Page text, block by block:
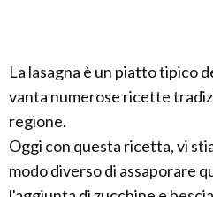
La lasagna è un piatto tipico
vanta numerose ricette
regione.
Oggi con questa ricetta, vi
modo diverso di assaporare